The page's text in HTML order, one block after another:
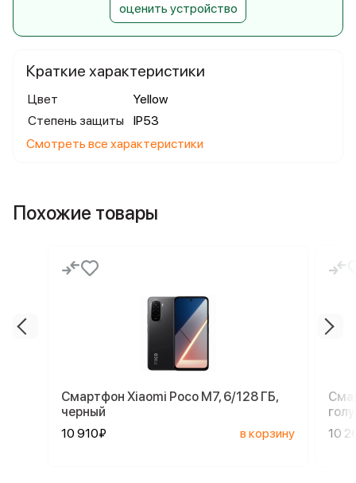
Краткие характеристики
Цвет
Yellow
Степень защиты
IP53
Смотреть все характеристики
оценить устройство
Похожие товары
Смартфон Xiaomi Poco M7, 6/128 ГБ,
черный
10 910₽
в корзину
10